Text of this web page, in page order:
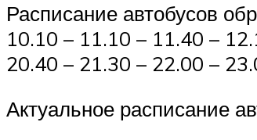
Расписание автобусов
10.10 – 11.10 – 11.40 –
20.40 – 21.30 – 22.00 –
Актуальное расписание